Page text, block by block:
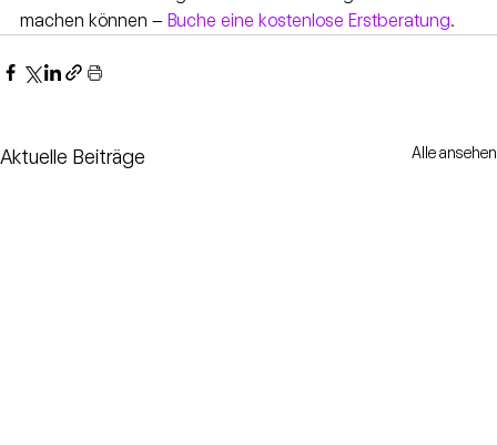
machen können – Buche eine kostenlose Erstberatung.
Aktuelle Beiträge Alle ansehen